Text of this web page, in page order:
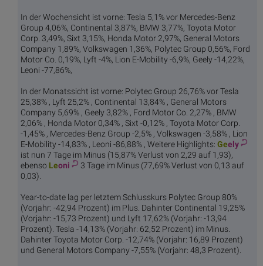
In der Wochensicht ist vorne: Tesla 5,1% vor Mercedes-Benz
Group 4,06%, Continental 3,87%, BMW 3,77%, Toyota Motor
Corp. 3,49%, Sixt 3,15%, Honda Motor 2,97%, General Motors
Company 1,89%, Volkswagen 1,36%, Polytec Group 0,56%, Ford
Motor Co. 0,19%, Lyft -4%, Lion E-Mobility -6,9%, Geely -14,22%,
Leoni -77,86%,
In der Monatssicht ist vorne: Polytec Group 26,76% vor Tesla
25,38% , Lyft 25,2% , Continental 13,84% , General Motors
Company 5,69% , Geely 3,82% , Ford Motor Co. 2,27% , BMW
2,06% , Honda Motor 0,34% , Sixt -0,12% , Toyota Motor Corp.
-1,45% , Mercedes-Benz Group -2,5% , Volkswagen -3,58% , Lion
E-Mobility -14,83% , Leoni -86,88% , Weitere Highlights: Geely
ist nun 7 Tage im Minus (15,87% Verlust von 2,29 auf 1,93),
ebenso Leoni
3 Tage im Minus (77,69% Verlust von 0,13 auf
0,03).
Year-to-date lag per letztem Schlusskurs Polytec Group 80%
(Vorjahr: -42,94 Prozent) im Plus. Dahinter Continental 19,25%
(Vorjahr: -15,73 Prozent) und Lyft 17,62% (Vorjahr: -13,94
Prozent). Tesla -14,13% (Vorjahr: 62,52 Prozent) im Minus.
Dahinter Toyota Motor Corp. -12,74% (Vorjahr: 16,89 Prozent)
und General Motors Company -7,55% (Vorjahr: 48,3 Prozent).